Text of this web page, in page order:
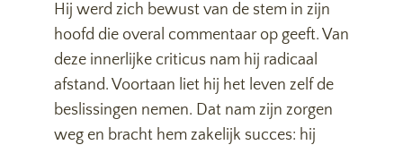
Hij werd zich bewust van de stem in zijn
hoofd die overal commentaar op geeft. Van
deze innerlijke criticus nam hij radicaal
afstand. Voortaan liet hij het leven zelf de
beslissingen nemen. Dat nam zijn zorgen
weg en bracht hem zakelijk succes: hij